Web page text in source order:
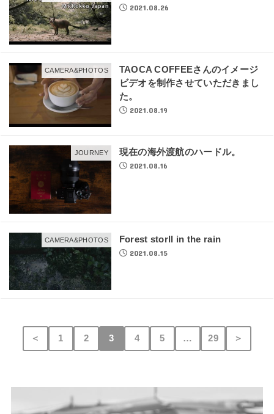
2021.08.26
CAMERA&PHOTOS
TAOCA COFFEEさんのイメージ
ビデオを制作させていただきまし
た。
2021.08.19
JOURNEY 現在の海外渡航のハードル。
2021.08.16
CAMERA&PHOTOS Forest storll in the rain
2021.08.15
＜ 1 2 3 4 5 … 29 ＞